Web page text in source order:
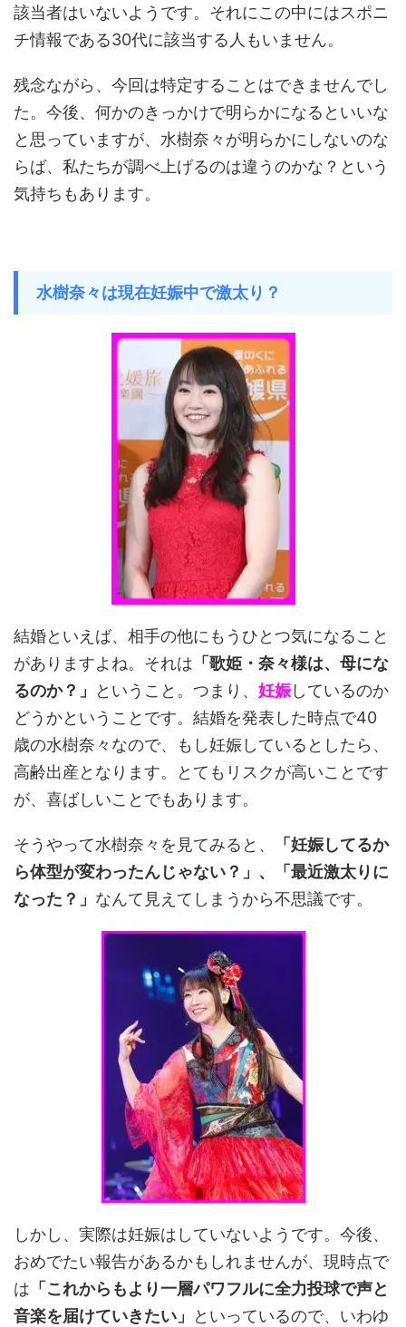
該当者はいないようです。それにこの中にはスポニ
チ情報である30代に該当する人もいません。
残念ながら、今回は特定することはできませんでし
た。今後、何かのきっかけで明らかになるといいな
と思っていますが、水樹奈々が明らかにしないのな
らば、私たちが調べ上げるのは違うのかな？という
気持ちもあります。
水樹奈々は現在妊娠中で激太り？
結婚といえば、相手の他にもうひとつ気になること
がありますよね。それは 「歌姫・奈々様は、母にな
るのか？」
ということ。つまり、 妊娠しているのか
どうかということです。結婚を発表した時点で40
歳の水樹奈々なので、もし妊娠しているとしたら、
高齢出産となります。とてもリスクが高いことです
が、喜ばしいことでもあります。
そうやって水樹奈々を見てみると、
「妊娠してるか
ら体型が変わったんじゃない？」、「最近激太りに
なった？」 なんて見えてしまうから不思議です。
しかし、実際は妊娠はしていないようです。今後、
おめでたい報告があるかもしれませんが、現時点で
は 「これからもより一層パワフルに全力投球で声と
音楽を届けていきたい」
といっているので、いわゆ